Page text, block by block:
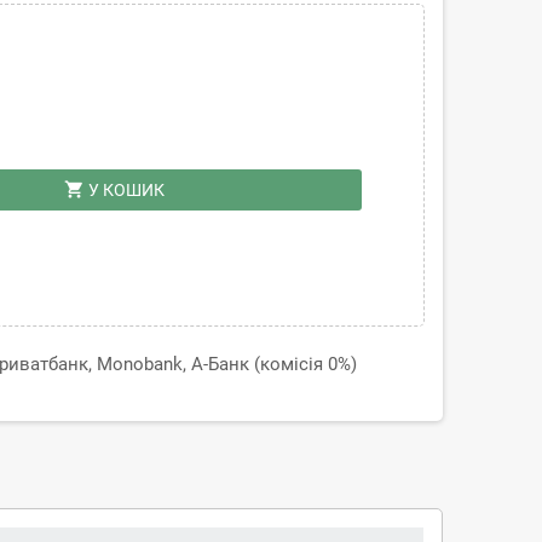
shopping_cart У КОШИК
Monobank, А-Банк (комісія 0%)